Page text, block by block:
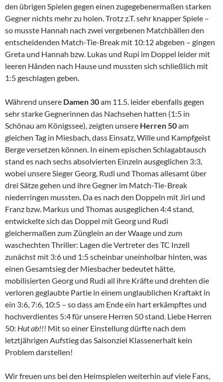
den übrigen Spielen gegen einen zugegebenermaßen starken
Gegner nichts mehr zu holen. Trotz z.T. sehr knapper Spiele –
so musste Hannah nach zwei vergebenen Matchbällen den
entscheidenden Match-Tie-Break mit 10:12 abgeben – gingen
Greta und Hannah bzw. Lukas und Rupi im Doppel leider mit
leeren Händen nach Hause und mussten sich schließlich mit
1:5 geschlagen geben.
Während unsere Damen 30am 11.5. leider ebenfalls gegen
sehr starke Gegnerinnen das Nachsehen hatten (1:5 in
Schönau am Königssee), zeigten unsere Herren 50am
gleichen Tag in Miesbach, dass Einsatz, Wille und Kampfgeist
Berge versetzen können. In einem epischen Schlagabtausch
stand es nach sechs absolvierten Einzeln ausgeglichen 3:3,
wobei unsere Sieger Georg, Rudi und Thomas allesamt über
drei Sätze gehen und ihre Gegner im Match-Tie-Break
niederringen mussten. Da es nach den Doppeln mit Jiri und
Franz bzw. Markus und Thomas ausgeglichen 4:4 stand,
entwickelte sich das Doppel mit Georg und Rudi
gleichermaßen zum Zünglein an der Waage und zum
waschechten Thriller: Lagen die Vertreter des TC Inzell
zunächst mit 3:6 und 1:5 scheinbar uneinholbar hinten, was
einen Gesamtsieg der Miesbacher bedeutet hätte,
mobilisierten Georg und Rudi all ihre Kräfte und drehten die
verloren geglaubte Partie in einem unglaublichen Kraftakt in
ein 3:6, 7:6, 10:5 – so dass am Ende ein hart erkämpftes und
hochverdientes 5:4 für unsere Herren 50 stand. Liebe Herren
50: Hut ab!!! Mit so einer Einstellung dürfte nach dem
letztjährigen Aufstieg das Saisonziel Klassenerhalt kein
Problem darstellen!
Wir freuen uns bei den Heimspielen weiterhin auf viele Fans,